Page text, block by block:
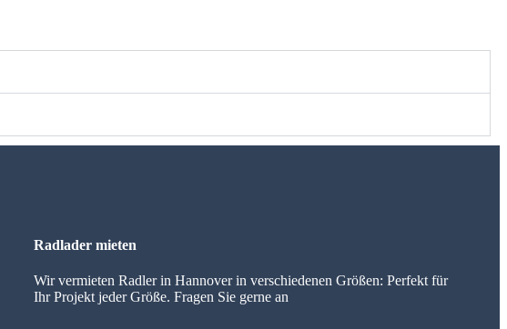
Radlader mieten
Wir vermieten Radler in Hannover in verschiedenen Größen: Perfekt für
Ihr Projekt jeder Größe. Fragen Sie gerne an